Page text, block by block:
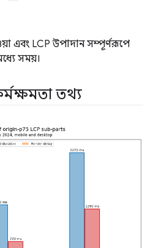
এবং LCP উপাদান সম্পূর্ণরূপে
সময়।
তথ্য